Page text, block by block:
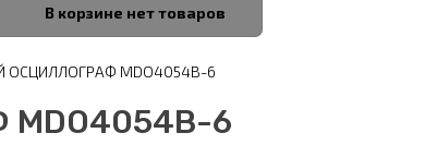
В корзине нет товаров
MDO4054B-6
6